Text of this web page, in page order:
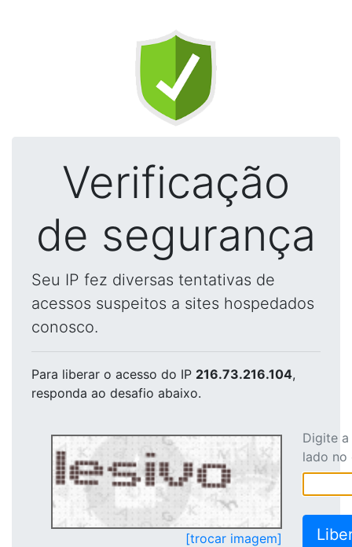
Verificação
de segurança
Seu IP fez diversas tentativas de
acessos suspeitos a sites hospedados
conosco.
Para liberar o acesso do IP 216.73.216.104,
responda ao desafio abaixo.
[trocar imagem]
Digite
lado no